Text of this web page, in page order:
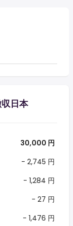
日本
30,000 円
- 2,745 円
- 1,284 円
- 27 円
- 1,476 円